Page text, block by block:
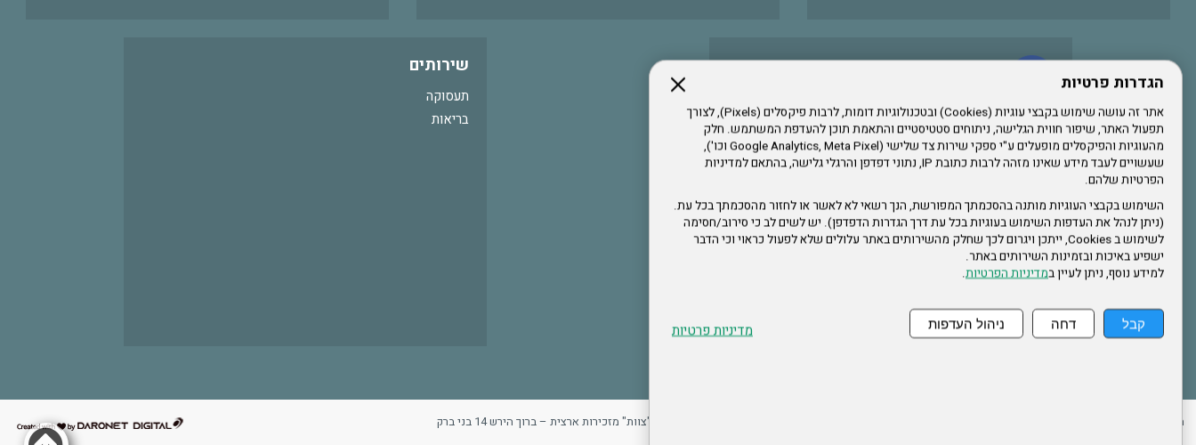
הגדרות פרטיות
אתר זה עושה שימוש בקבצי עוגיות (Cookies) ובטכנולוגיות דומות, לרבות פיקסלים (Pixels), לצורך
תפעול האתר, שיפור חווית הגלישה, ניתוחים סטטיסטיים והתאמת תוכן להעדפת המשתמש. חלק
מהעוגיות והפיקסלים מופעלים ע"י ספקי שירות צד שלישי (Google Analytics, Meta Pixel וכו'),
שעשויים לעבד מידע שאינו מזהה לרבות כתובת IP, נתוני דפדפן והרגלי גלישה, בהתאם למדיניות
הפרטיות שלהם.
השימוש בקבצי העוגיות מותנה בהסכמתך המפורשת, הנך רשאי לא לאשר או לחזור מהסכמתך בכל עת.
(ניתן לנהל את העדפות השימוש בעוגיות בכל עת דרך הגדרות הדפדפן). יש לשים לב כי סירוב/חסימה
לשימוש ב Cookies, ייתכן ויגרום לכך שחלק מהשירותים באתר עלולים שלא לפעול כראוי וכי הדבר
ישפיע באיכות ובזמינות השירותים באתר.
למידע נוסף, ניתן לעיין במדיניות הפרטיות.
קבל דחה ניהול העדפות מדיניות פרטיות
הרשמו לערוץ היוטיוב שלנו
אתר צה"ל
שירותים
תעסוקה
בריאות
ההזמנות שלי ארגון "צוות" מזכירות ארצית – ברוך הירש 14 בני ברק